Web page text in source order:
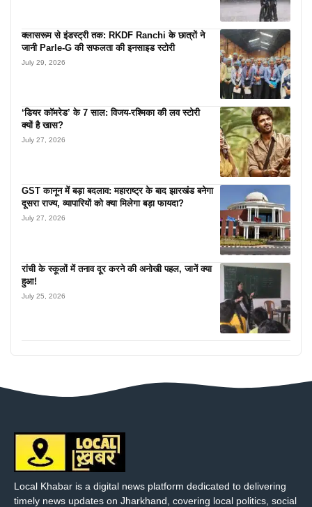
क्लासरूम से इंडस्ट्री तक: RKDF Ranchi के छात्रों ने
जानी Parle-G की सफलता की इनसाइड स्टोरी
July 29, 2026
‘डियर कॉमरेड’ के 7 साल: विजय-रश्मिका की लव स्टोरी
क्यों है खास?
July 27, 2026
GST कानून में बड़ा बदलाव: महाराष्ट्र के बाद झारखंड बनेगा
दूसरा राज्य, व्यापारियों को क्या मिलेगा बड़ा फायदा?
July 27, 2026
रांची के स्कूलों में तनाव दूर करने की अनोखी पहल, जानें क्या
हुआ!
July 25, 2026
Local Khabar is a digital news platform dedicated to delivering
timely news updates on Jharkhand, covering local politics, social